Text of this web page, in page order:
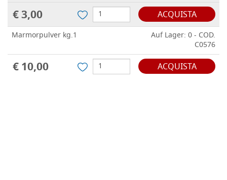
€ 3,00 ACQUISTA
Marmorpulver kg.1
Auf Lager: 0 - COD.
C0576
€ 10,00 ACQUISTA